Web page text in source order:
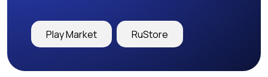
Play Market RuStore